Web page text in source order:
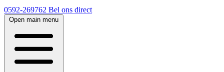
0592-269762 Bel ons direct
Open main menu